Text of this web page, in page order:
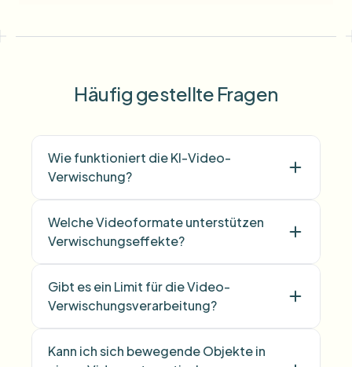
Häufig gestellte Fragen
Wie funktioniert die KI-Video-
Verwischung?
Welche Videoformate unterstützen
Verwischungseffekte?
Gibt es ein Limit für die Video-
Verwischungsverarbeitung?
Kann ich sich bewegende Objekte in